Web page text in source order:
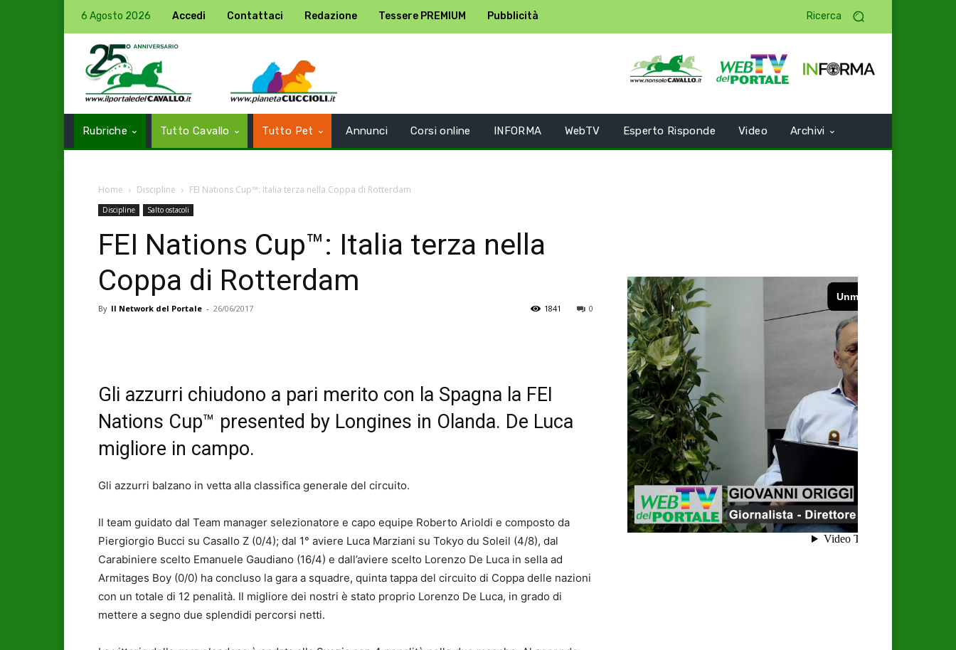
6 Agosto 2026 Accedi Contattaci Redazione Tessere PREMIUM Pubblicità Ricerca
Rubriche Tutto Cavallo Tutto Pet Annunci Corsi online INFORMA WebTV Esperto Risponde Video Archivi
Home Discipline FEI Nations Cup™: Italia terza nella Coppa di Rotterdam
Discipline Salto ostacoli
FEI Nations Cup™: Italia terza nella
Coppa di Rotterdam
By Il Network del Portale - 26/06/2017 0
1841
Gli azzurri chiudono a pari merito con la Spagna la FEI
Nations Cup™ presented by Longines in Olanda. De Luca
migliore in campo.
Gli azzurri balzano in vetta alla classifica generale del circuito.
Il team guidato dal Team manager selezionatore e capo equipe Roberto Arioldi e composto da
Piergiorgio Bucci su Casallo Z (0/4); dal 1° aviere Luca Marziani su Tokyo du Soleil (4/8), dal
Carabiniere scelto Emanuele Gaudiano (16/4) e dall’aviere scelto Lorenzo De Luca in sella ad
Armitages Boy (0/0) ha concluso la gara a squadre, quinta tappa del circuito di Coppa delle nazioni
con un totale di 12 penalità. Il migliore dei nostri è stato proprio Lorenzo De Luca, in grado di
mettere a segno due splendidi percorsi netti.